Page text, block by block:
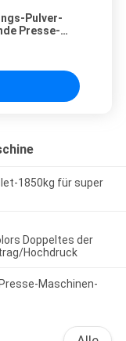
Pulver-
Presse-
1850kg für super
Doppeltes der
Hochdruck
Maschinen-